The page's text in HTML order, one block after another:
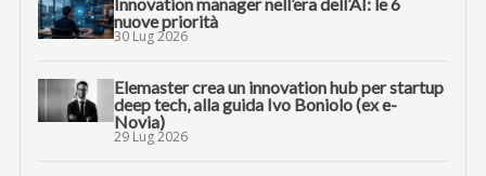
Innovation manager nell’era dell’AI: le 6
nuove priorità
30 Lug 2026
Elemaster crea un innovation hub per startup
deep tech, alla guida Ivo Boniolo (ex e-
Novia)
29 Lug 2026